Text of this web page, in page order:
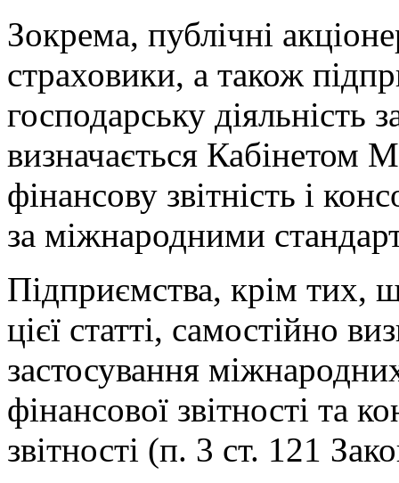
Зокрема, публічні
страховики, а також
господарську діяльність
визначається Кабінетом
фінансову звітність і
за міжнародними
Підприємства, крім тих,
цієї статті, самостійно
застосування
фінансової звітності та
звітності (п. 3 ст. 121